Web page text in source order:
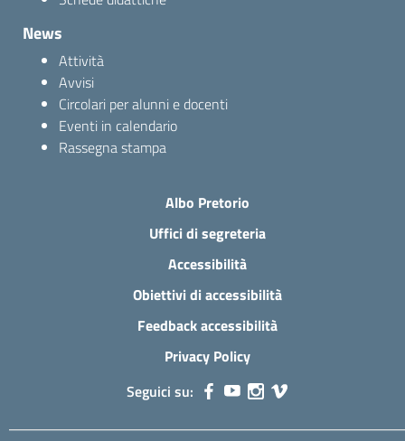
News
Attività
Avvisi
Circolari per alunni e docenti
Eventi in calendario
Rassegna stampa
Albo Pretorio
Uffici di segreteria
Accessibilità
Obiettivi di accessibilità
Feedback accessibilità
Privacy Policy
Seguici su: